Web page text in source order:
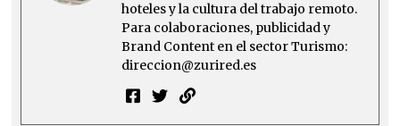
hoteles y la cultura del trabajo remoto.
Para colaboraciones, publicidad y
Brand Content en el sector Turismo:
direccion@zurired.es